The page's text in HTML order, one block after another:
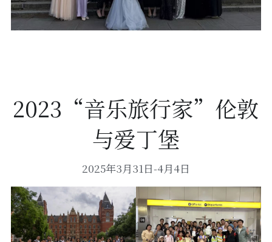
2023“音乐旅行家”伦敦
与爱丁堡
2025年3月31日-4月4日